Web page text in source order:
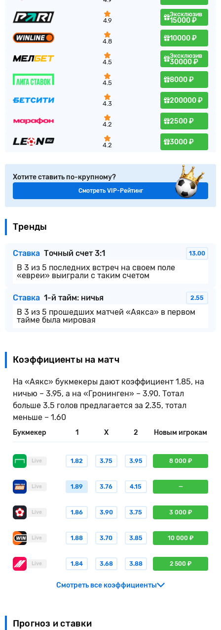
4.9
Эксклюзив
15000 ₽
4.8 10000 ₽
4.5
Эксклюзив
30000 ₽
4.5 8000 ₽
4.3 200000 ₽
4.2 2500 ₽
4.2 3000 ₽
Хотите ставить по-крупному?
Смотреть VIP-Рейтинг
Тренды
Ставка Точный счет 3:1 13.00
В 3 из 5 последних встреч на своем поле
«евреи» выиграли с таким счетом
Ставка 1-й тайм: ничья 2.55
В 3 из 5 прошедших матчей «Аякса» в первом
тайме была мировая
Коэффициенты на матч
На «Аякс» букмекеры дают коэффициент 1.85, на
ничью – 3.95, а на «Гронинген» – 3.90. Тотал
больше 3.5 голов предлагается за 2.35, тотал
меньше – 1.60
Букмекер 1 X 2 Новым игрокам
Live 1.82 3.75 3.95 8 000 ₽
Live 1.89 3.76 4.15 —
Live 1.86 3.90 3.75 3 000 ₽
Live 1.88 3.70 3.85 10 000 ₽
Live 1.84 3.68 3.88 2 500 ₽
Смотреть все коэффициенты
Прогноз и ставки